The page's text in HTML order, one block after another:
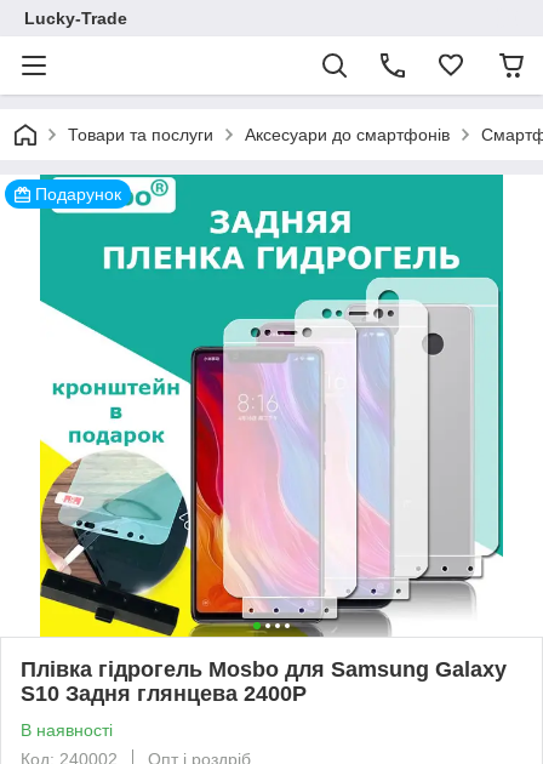
Lucky-Trade
Товари та послуги Аксесуари до смартфонів
Подарунок
Плівка гідрогель Mosbo для Samsung Galaxy
S10 Задня глянцева 2400P
В наявності
Код: 240002
Опт і роздріб